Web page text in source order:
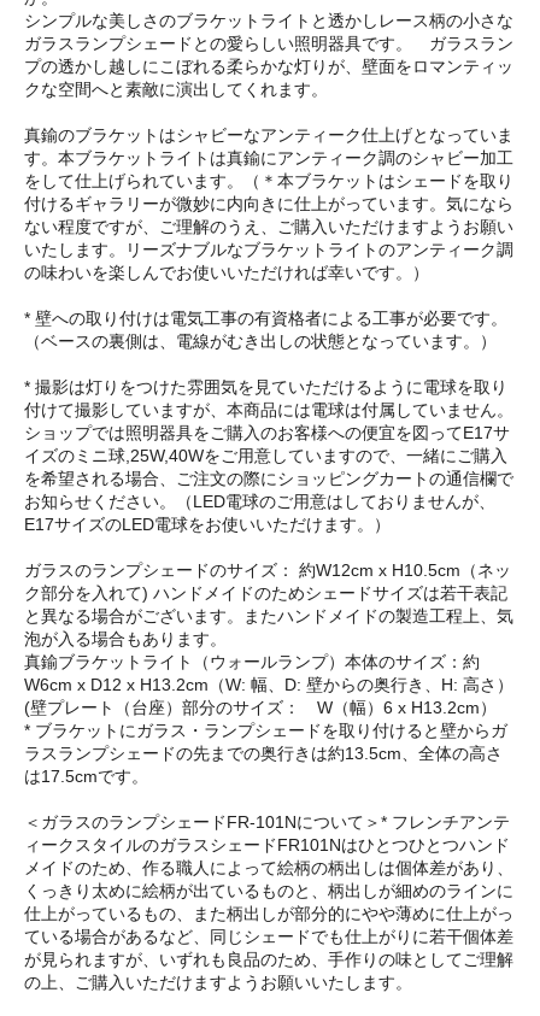
シンプルな美しさのブラケットライトと透かしレース柄の小さな
ガラスランプシェードとの愛らしい照明器具です。 ガラスラン
プの透かし越しにこぼれる柔らかな灯りが、壁面をロマンティッ
クな空間へと素敵に演出してくれます。
真鍮のブラケットはシャビーなアンティーク仕上げとなっていま
す。本ブラケットライトは真鍮にアンティーク調のシャビー加工
をして仕上げられています。（＊本ブラケットはシェードを取り
付けるギャラリーが微妙に内向きに仕上がっています。気になら
ない程度ですが、ご理解のうえ、ご購入いただけますようお願い
いたします。リーズナブルなブラケットライトのアンティーク調
の味わいを楽しんでお使いいただければ幸いです。）
* 壁への取り付けは電気工事の有資格者による工事が必要です。
（ベースの裏側は、電線がむき出しの状態となっています。）
* 撮影は灯りをつけた雰囲気を見ていただけるように電球を取り
付けて撮影していますが、本商品には電球は付属していません。
ショップでは照明器具をご購入のお客様への便宜を図ってE17サ
イズのミニ球,25W,40Wをご用意していますので、一緒にご購入
を希望される場合、ご注文の際にショッピングカートの通信欄で
お知らせください。（LED電球のご用意はしておりませんが、
E17サイズのLED電球をお使いいただけます。）
ガラスのランプシェードのサイズ： 約W12cm x H10.5cm（ネッ
ク部分を入れて) ハンドメイドのためシェードサイズは若干表記
と異なる場合がございます。またハンドメイドの製造工程上、気
泡が入る場合もあります。
真鍮ブラケットライト（ウォールランプ）本体のサイズ：約
W6cm x D12 x H13.2cm（W: 幅、D: 壁からの奥行き、H: 高さ）
(壁プレート（台座）部分のサイズ： W（幅）6 x H13.2cm）
* ブラケットにガラス・ランプシェードを取り付けると壁からガ
ラスランプシェードの先までの奥行きは約13.5cm、全体の高さ
は17.5cmです。
＜ガラスのランプシェードFR-101Nについて＞* フレンチアンテ
ィークスタイルのガラスシェードFR101Nはひとつひとつハンド
メイドのため、作る職人によって絵柄の柄出しは個体差があり、
くっきり太めに絵柄が出ているものと、柄出しが細めのラインに
仕上がっているもの、また柄出しが部分的にやや薄めに仕上がっ
ている場合があるなど、同じシェードでも仕上がりに若干個体差
が見られますが、いずれも良品のため、手作りの味としてご理解
の上、ご購入いただけますようお願いいたします。